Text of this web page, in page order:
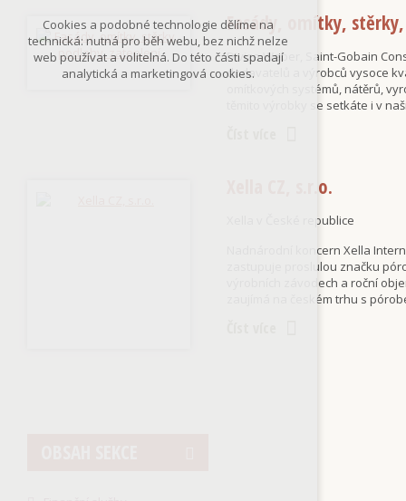
Fasády, omítky,
Divize Weber, Saint-Gobain
dodavatelů a výrobců vysoce
omítkových systémů, nátěrů,
těmito výrobky se setkáte i v
Xella CZ, s.r.o.
Xella v České republice
Nadnárodní koncern Xella
zastupuje proslulou značku
výrobních závodech a roční
zaujímá na českém trhu s
Odmítnout vše
Cookies a podobné technologie dělíme na
technická: nutná pro běh webu, bez nichž nelze
web používat a volitelná. Do této části spadají
analytická a marketingová cookies.